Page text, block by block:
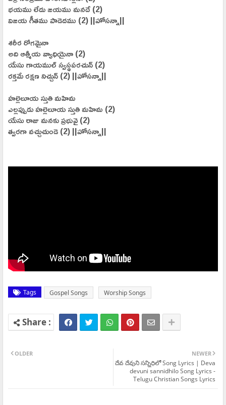
భయము లేదు జయము మనదే (2)
విజయ గీతము పాడెదము (2) ||హోసన్నా||
శరీర రోగమైనా
అది ఆత్మీయ వ్యాధియైనా (2)
యేసు గాయముల్ స్వస్థపరచున్ (2)
రక్తమే రక్షణ నిచ్చున్ (2) ||హోసన్నా||
హల్లెలూయ స్తుతి మహిమ
ఎల్లప్పుడు హల్లెలూయ స్తుతి మహిమ (2)
యేసు రాజు మనకు ప్రభువై (2)
త్వరగా వచ్చుచుండె (2) ||హోసన్నా||
Tags Gospel Songs Worship Songs
NEWER
దేవ దేవుని సన్నిధిలో Song Lyrics | Deva
devuni sannidhilo Song Lyrics -
Telugu Christian Songs Lyrics
OLDER